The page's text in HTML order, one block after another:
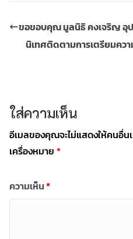
ขอขอบคุณ มูลนิธิ คงเจริญ อุ
นิเทศติดตามการเตรียมคว
ใส่ความเห็น
อีเมลของคุณจะไม่แสดงให้คนอื่น
เครื่องหมาย *
ความเห็น*